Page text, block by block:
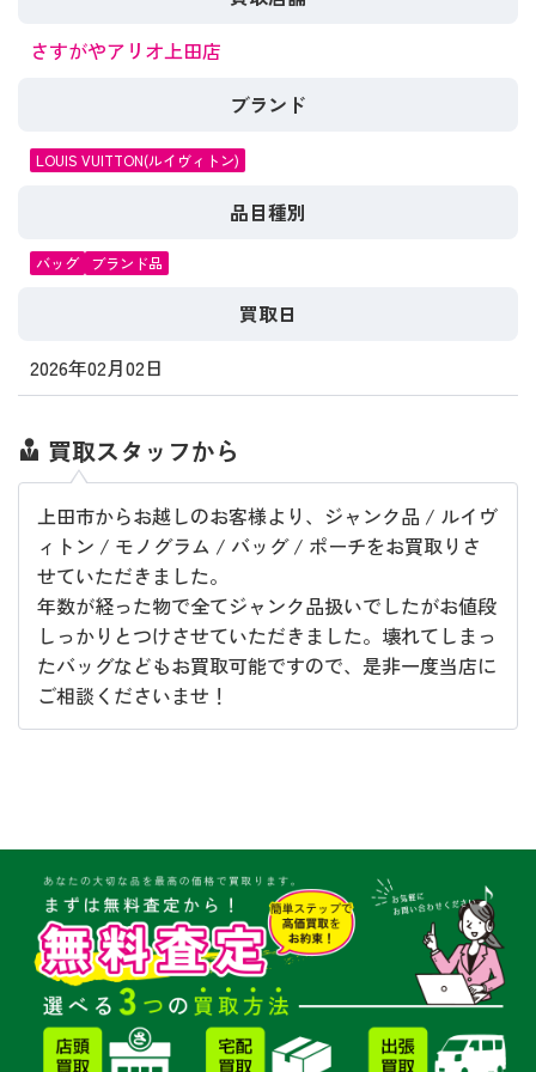
さすがやアリオ上田店
ブランド
LOUIS VUITTON(ルイヴィトン)
品目種別
バッグ ブランド品
買取日
2026年02月02日
買取スタッフから
上田市からお越しのお客様より、ジャンク品 / ルイヴ
ィトン / モノグラム / バッグ / ポーチをお買取りさ
せていただきました。
年数が経った物で全てジャンク品扱いでしたがお値段
しっかりとつけさせていただきました。壊れてしまっ
たバッグなどもお買取可能ですので、是非一度当店に
ご相談くださいませ！